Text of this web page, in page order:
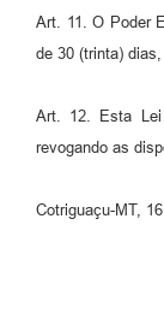
Art. 11. O Poder
de 30 (trinta)
Art. 12. Esta Lei
revogando as
Cotriguaçu-MT,